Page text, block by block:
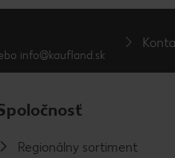
info@kaufland.sk
Regionálny sortiment